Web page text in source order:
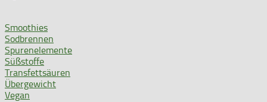
Smoothies
Sodbrennen
Spurenelemente
Süßstoffe
Transfettsäuren
Übergewicht
Vegan